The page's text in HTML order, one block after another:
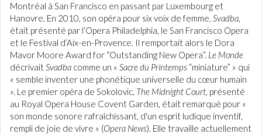
Montréal à San Francisco en passant par Luxembourg et
Hanovre. En 2010, son opéra pour six voix de femme, Svadba,
était présenté par l’Opera Philadelphia, le San Francisco Opera
et le Festival d’Aix-en-Provence. Il remportait alors le Dora
Mavor Moore Award for “Outstanding New Opera”. Le Monde
décrivaitSvadba comme un « Sacre du Printemps “miniature” » qui
« semble inventer une phonétique universelle du cœur humain
». Le premier opéra de Sokolovic, The Midnight Court, présenté
au Royal Opera House Covent Garden, était remarqué pour «
son monde sonore rafraîchissant, d'un esprit ludique inventif,
rempli de joie de vivre » (Opera News). Elle travaille actuellement